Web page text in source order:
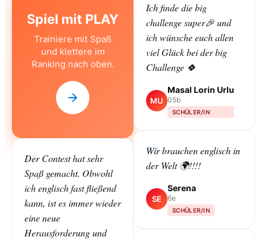
Spiel mit PLAY
Trainiere mit Spaß
und klettere im
Ranking nach oben.
Der Contest hat sehr
Spaß gemacht. Obwohl
ich englisch fast fließend
kann, ist es immer wieder
eine neue
Herausforderung und
Ich finde die big
challenge super🎉 und
ich wünsche euch allen
viel Glück bei der big
Challenge 🍀
MU
Masal Lorin Urlu
05b
SCHÜLER/IN
Wir brauchen englisch in
der Welt 🌍!!!!
SE
Serena
6e
SCHÜLER/IN